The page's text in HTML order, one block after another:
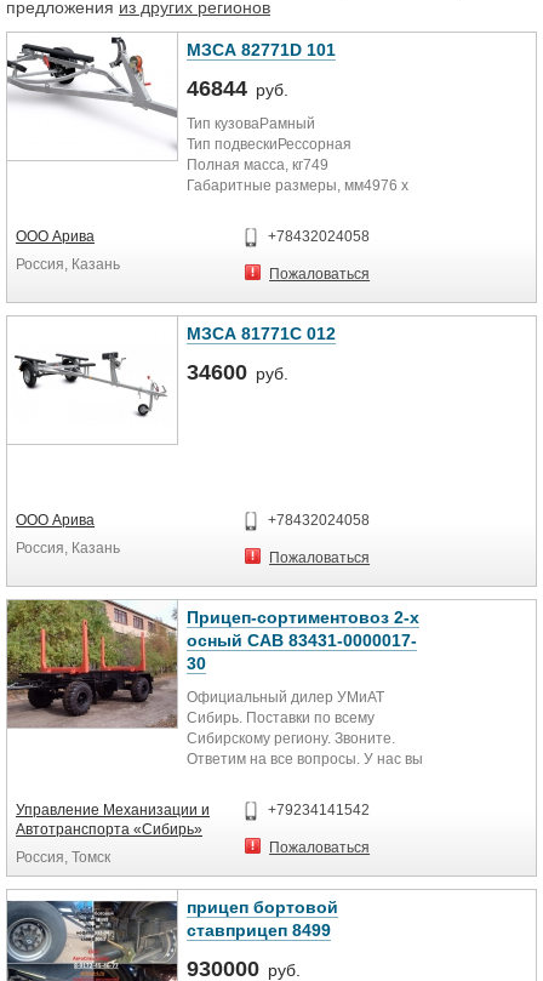
предложения из других регионов
МЗСА 82771D 101
46844 руб.
Тип кузоваРамный
Тип подвескиРессорная
Полная масса, кг749
Габаритные размеры, мм4976 х
Грузоподъемность, кг549
Кол-во осей1
ООО Арива
Россия, Казань
+78432024058
Пожаловаться
МЗСА 81771С 012
34600 руб.
ООО Арива
Россия, Казань
+78432024058
Пожаловаться
Прицеп-сортиментовоз 2-х
осный САВ 83431-0000017-
30
Официальный дилер УМиАТ
Сибирь. Поставки по всему
Сибирскому региону. Звоните.
Ответим на все вопросы. У нас вы
обслуживание своей техники. При
покупке сцепки- скидки!!!
Прицепы-сортиментовозы 2-х
перевозимого сортимента до 20
000 кг
Масса перевозимого груза, кг
18240
Управление Механизации и
Автотранспорта «Сибирь»
Россия, Томск
+79234141542
Пожаловаться
прицеп бортовой
ставприцеп 8499
930000 руб.